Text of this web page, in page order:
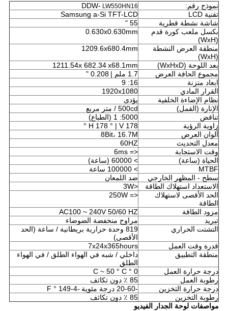
نموذج رقم:
DDW- LW550HN16
تقنية LCD
Samsung a-Si TFT-LCD
شاشة نشطة قطرية
55 "
بكسل ملعب كورة قدم
(WxH)
0.630x0.630mm
منطقة العرض النشطة
(WxH)
1209.6x680.4mm
بعد اللوحة (WxHxD) 1211.54x 682.34x68.1mm
مجموع الحافة العرض
1.7 ملم |
0.208 "
ابعاد متزنة
16: 9
القرار المادي
1920x1080
نظام الإضاءة الخلفية
يؤدى
الإنارة (القمل)
500cd / متر مربع
تناقض
5000: 1 (الطباع)
زاوية الرؤية
H 178 ° | V 178 °
ألوان العرض
8Bit، 16.7M
معدل التحديث
60HZ
وقت الاستجابة
<= 6ms
الحياة (ساعة)
> 60000 (ساعة)
MTBF
> 100000 ساعة
سطح - المظهر الخارجي
ضد اللمعان
الاستعداد استهلاك الطاقة
<3W
الحد الأقصى لاستهلاك
الطاقة
<= 250W
مزود الطاقة
AC100 ~ 240V 50/60 HZ
تبريد
مراوح منخفضة الضوضاء
التشتت الحراري
819 وحدة حرارية بريطانية / ساعة (الحد
الأقصى)
قدرة وقت العمل
7x24x365hours
منطقة التطبيق
داخلي / شبه في الهواء الطلق / في الهواء
الطلق
درجة حرارة العمل
0 ° C ~ 50 ° C
رطوبة العمل
85 ٪ دون تكاثف
درجة حرارة التخزين
-20-60 درجة مئوية
-4-149 ° F
رطوبة التخزين
85 ٪ دون تكاثف
مواصفات لوحة الجدار الفيديو